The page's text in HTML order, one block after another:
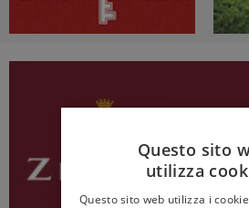
Questo sito
utilizza
Questo sito web utilizza i